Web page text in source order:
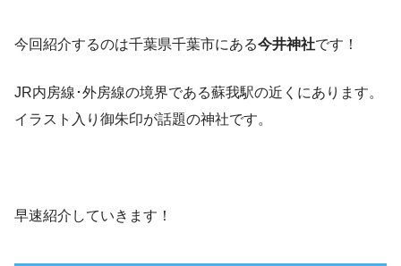
今回紹介するのは千葉県千葉市にある今井神社です！
JR内房線･外房線の境界である蘇我駅の近くにあります。
イラスト入り御朱印が話題の神社です。
早速紹介していきます！